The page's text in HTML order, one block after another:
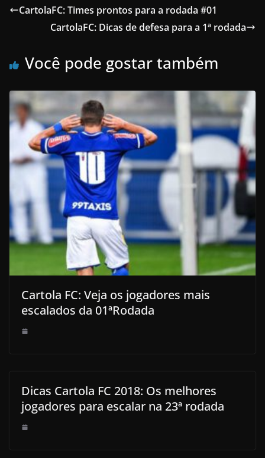
CartolaFC: Times prontos para a rodada #01
CartolaFC: Dicas de defesa para a 1ª rodada
Você pode gostar também
Cartola FC: Veja os jogadores mais
escalados da 01ªRodada
Dicas Cartola FC 2018: Os melhores
jogadores para escalar na 23ª rodada